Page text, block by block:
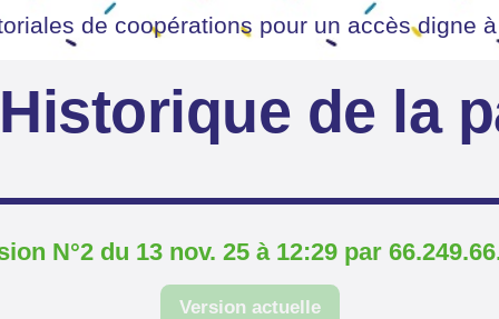
de coopérations pour un accès digne
Historique de la
N°2 du 13 nov. 25 à 12:29 par
Version actuelle